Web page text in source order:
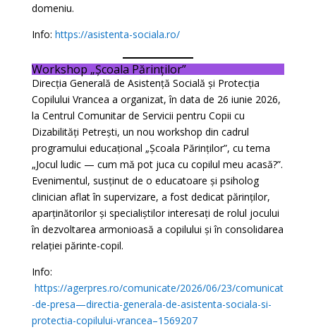
domeniu.
Info: https://asistenta-sociala.ro/
Workshop „Școala Părinților”
Direcția Generală de Asistență Socială și Protecția
Copilului Vrancea a organizat, în data de 26 iunie 2026,
la Centrul Comunitar de Servicii pentru Copii cu
Dizabilități Petrești, un nou workshop din cadrul
programului educațional „Școala Părinților”, cu tema
„Jocul ludic — cum mă pot juca cu copilul meu acasă?”.
Evenimentul, susținut de o educatoare și psiholog
clinician aflat în supervizare, a fost dedicat părinților,
aparținătorilor și specialiștilor interesați de rolul jocului
în dezvoltarea armonioasă a copilului și în consolidarea
relației părinte-copil.
Info:
https://agerpres.ro/comunicate/2026/06/23/comunicat
-de-presa—directia-generala-de-asistenta-sociala-si-
protectia-copilului-vrancea–1569207